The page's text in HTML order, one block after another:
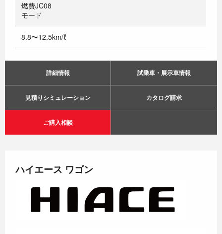
燃費JC08
モード
8.8〜12.5km/ℓ
詳細情報 試乗車・展示車情報
見積りシミュレーション カタログ請求
ご購入相談
ハイエース ワゴン